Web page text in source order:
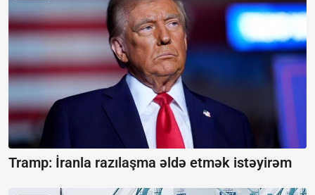
Tramp: İranla razılaşma əldə etmək istəyirəm